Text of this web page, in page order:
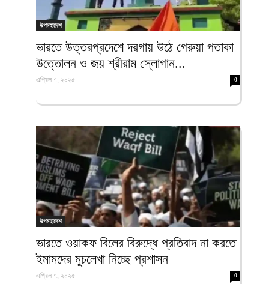
ফিরদাউস
উপমহাদেশ
ভারতে উত্তরপ্রদেশে দরগায় উঠে গেরুয়া পতাকা
উত্তোলন ও জয় শ্রীরাম স্লোগান...
এপ্রিল ৭, ২০২৫ 0
উপমহাদেশ
ভারতে ওয়াকফ বিলের বিরুদ্ধে প্রতিবাদ না করতে
ইমামদের মুচলেখা নিচ্ছে প্রশাসন
এপ্রিল ৭, ২০২৫ 0